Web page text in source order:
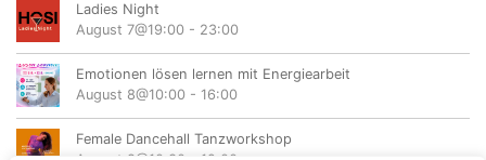
Ladies Night
August 7@19:00 - 23:00
Emotionen lösen lernen mit Energiearbeit
August 8@10:00 - 16:00
Female Dancehall Tanzworkshop